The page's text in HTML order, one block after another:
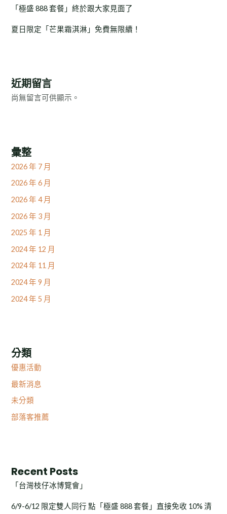
「極盛 888 套餐」終於跟大家見面了
夏日限定「芒果霜淇淋」免費無限續！
近期留言
尚無留言可供顯示。
彙整
2026 年 7 月
2026 年 6 月
2026 年 4 月
2026 年 3 月
2025 年 1 月
2024 年 12 月
2024 年 11 月
2024 年 9 月
2024 年 5 月
分類
優惠活動
最新消息
未分類
部落客推薦
Recent Posts
「台灣枝仔冰博覽會」
6/9-6/12 限定雙人同行 點「極盛 888 套餐」直接免收 10% 清